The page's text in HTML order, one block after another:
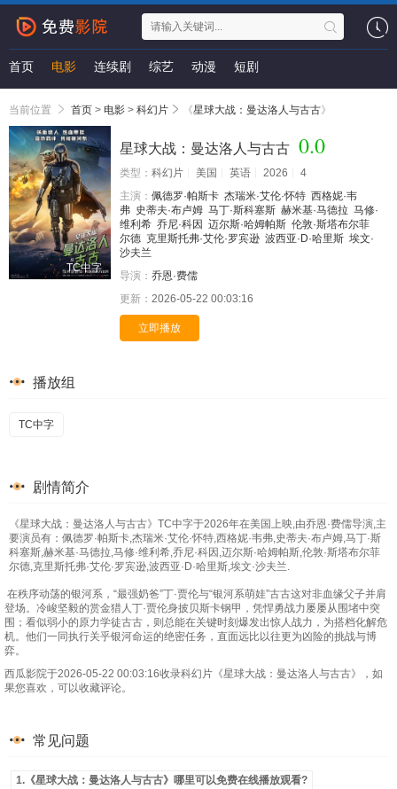
首页 电影 连续剧 综艺 动漫 短剧
当前位置 首页 > 电影 > 科幻片 《星球大战：曼达洛人与古古》
TC中字
星球大战：曼达洛人与古古 0.0
类型： 科幻片 美国 英语 2026
4
主演： 佩德罗·帕斯卡 杰瑞米·艾伦·怀特 西格妮·韦
弗 史蒂夫·布卢姆 马丁·斯科塞斯 赫米基·马德拉 马修·
维利希 乔尼·科因 迈尔斯·哈姆帕斯 伦敦·斯塔布尔菲
尔德 克里斯托弗·艾伦·罗宾逊 波西亚·D·哈里斯 埃文·
沙夫兰
导演： 乔恩·费儒
更新： 2026-05-22 00:03:16
立即播放
播放组
TC中字
剧情简介
《星球大战：曼达洛人与古古》TC中字于2026年在美国上映,由乔恩·费儒导演,主
要演员有：佩德罗·帕斯卡,杰瑞米·艾伦·怀特,西格妮·韦弗,史蒂夫·布卢姆,马丁·斯
科塞斯,赫米基·马德拉,马修·维利希,乔尼·科因,迈尔斯·哈姆帕斯,伦敦·斯塔布尔菲
尔德,克里斯托弗·艾伦·罗宾逊,波西亚·D·哈里斯,埃文·沙夫兰.
在秩序动荡的银河系，“最强奶爸”丁·贾伦与“银河系萌娃”古古这对非血缘父子并肩
登场。冷峻坚毅的赏金猎人丁·贾伦身披贝斯卡钢甲，凭悍勇战力屡屡从围堵中突
围；看似弱小的原力学徒古古，则总能在关键时刻爆发出惊人战力，为搭档化解危
机。他们一同执行关乎银河命运的绝密任务，直面远比以往更为凶险的挑战与博
弈。
西瓜影院于2026-05-22 00:03:16收录科幻片《星球大战：曼达洛人与古古》，如
果您喜欢，可以收藏评论。
常见问题
1.《星球大战：曼达洛人与古古》哪里可以免费在线播放观看?